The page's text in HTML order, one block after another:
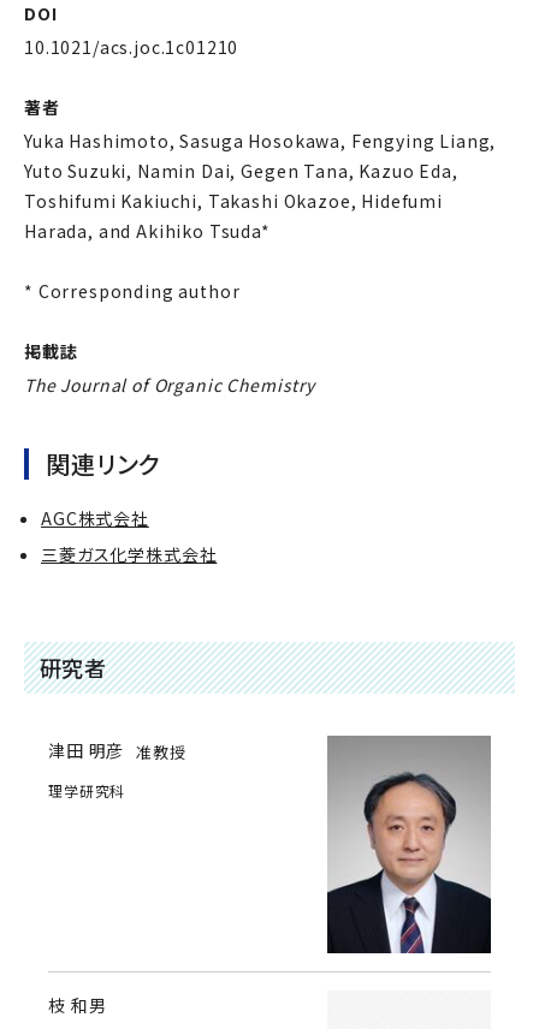
DOI
10.1021/acs.joc.1c01210
著者
Yuka Hashimoto, Sasuga Hosokawa, Fengying Liang,
Yuto Suzuki, Namin Dai, Gegen Tana, Kazuo Eda,
Toshifumi Kakiuchi, Takashi Okazoe, Hidefumi
Harada, and Akihiko Tsuda*
* Corresponding author
掲載誌
The Journal of Organic Chemistry
関連リンク
AGC株式会社
三菱ガス化学株式会社
研究者
津田 明彦 准教授
理学研究科
枝 和男